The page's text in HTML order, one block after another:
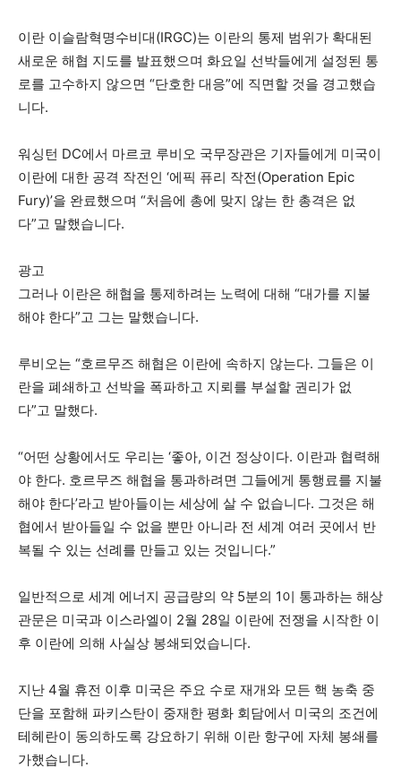
이란 이슬람혁명수비대(IRGC)는 이란의 통제 범위가 확대된
새로운 해협 지도를 발표했으며 화요일 선박들에게 설정된 통
로를 고수하지 않으면 “단호한 대응”에 직면할 것을 경고했습
니다.
워싱턴 DC에서 마르코 루비오 국무장관은 기자들에게 미국이
이란에 대한 공격 작전인 ‘에픽 퓨리 작전(Operation Epic
Fury)’을 완료했으며 “처음에 총에 맞지 않는 한 총격은 없
다”고 말했습니다.
광고
그러나 이란은 해협을 통제하려는 노력에 대해 “대가를 지불
해야 한다”고 그는 말했습니다.
루비오는 “호르무즈 해협은 이란에 속하지 않는다. 그들은 이
란을 폐쇄하고 선박을 폭파하고 지뢰를 부설할 권리가 없
다”고 말했다.
“어떤 상황에서도 우리는 ‘좋아, 이건 정상이다. 이란과 협력해
야 한다. 호르무즈 해협을 통과하려면 그들에게 통행료를 지불
해야 한다’라고 받아들이는 세상에 살 수 없습니다. 그것은 해
협에서 받아들일 수 없을 뿐만 아니라 전 세계 여러 곳에서 반
복될 수 있는 선례를 만들고 있는 것입니다.”
일반적으로 세계 에너지 공급량의 약 5분의 1이 통과하는 해상
관문은 미국과 이스라엘이 2월 28일 이란에 전쟁을 시작한 이
후 이란에 의해 사실상 봉쇄되었습니다.
지난 4월 휴전 이후 미국은 주요 수로 재개와 모든 핵 농축 중
단을 포함해 파키스탄이 중재한 평화 회담에서 미국의 조건에
테헤란이 동의하도록 강요하기 위해 이란 항구에 자체 봉쇄를
가했습니다.